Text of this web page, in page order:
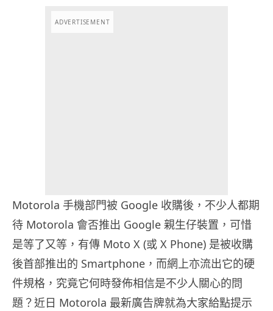
ADVERTISEMENT
Motorola 手機部門被 Google 收購後，不少人都期
待 Motorola 會否推出 Google 親生仔裝置，可惜
是等了又等，有傳 Moto X (或 X Phone) 是被收購
後首部推出的 Smartphone，而網上亦流出它的硬
件規格，究竟它何時發佈相信是不少人關心的問
題？近日 Motorola 最新廣告牌就為大家給點提示